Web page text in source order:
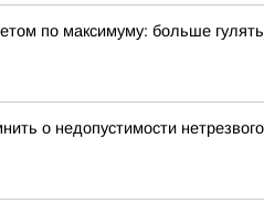
по максимуму: больше
о недопустимости